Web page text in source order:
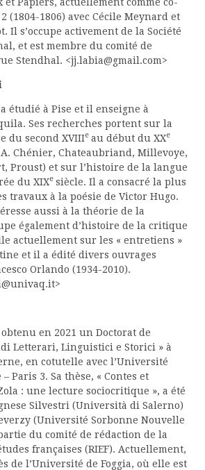
(1804-1806) avec Cécile Meynard et
Il s’occupe activement de la Société
et est membre du comité de
Stendhal. <jj.labia@gmail.com>
étudié à Pise et il enseigne à
Ses recherches portent sur la
du second XVIIIe au début du XXe
Chénier, Chateaubriand, Millevoye,
Proust) et sur l’histoire de la langue
du XIXe siècle. Il a consacré la plus
travaux à la poésie de Victor Hugo.
aussi à la théorie de la
également d’histoire de la critique
actuellement sur les « entretiens »
et il a édité divers ouvrages
Orlando (1934-2010).
en 2021 un Doctorat de
Letterari, Linguistici e Storici » à
en cotutelle avec l’Université
Paris 3. Sa thèse, « Contes et
: une lecture sociocritique », a été
Silvestri (Università di Salerno)
(Université Sorbonne Nouvelle
du comité de rédaction de la
françaises (RIEF). Actuellement,
de l’Université de Foggia, où elle est